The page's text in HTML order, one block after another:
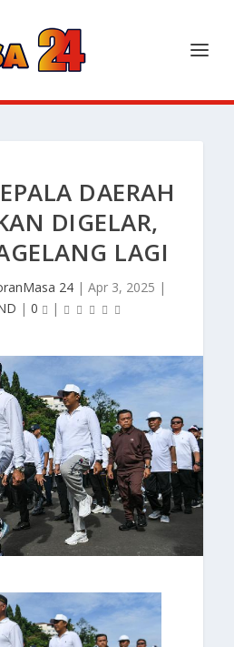
DAERAH
DIGELAR,
LAGI
24 | Apr 3, 2025 |
| 0 |